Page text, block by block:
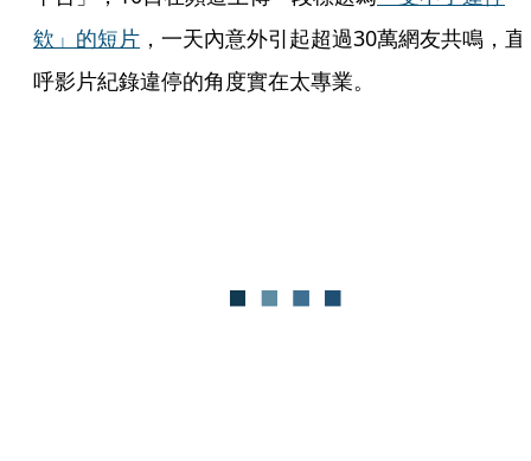
欸」的短片 ，一天內意外引起超過30萬網友共鳴，直
呼影片紀錄違停的角度實在太專業。